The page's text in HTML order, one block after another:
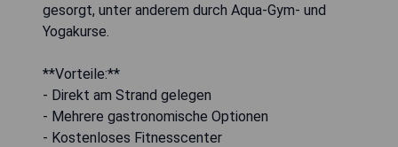
gesorgt, unter anderem durch Aqua-Gym- und
Yogakurse.
**Vorteile:**
- Direkt am Strand gelegen
- Mehrere gastronomische Optionen
- Kostenloses Fitnesscenter